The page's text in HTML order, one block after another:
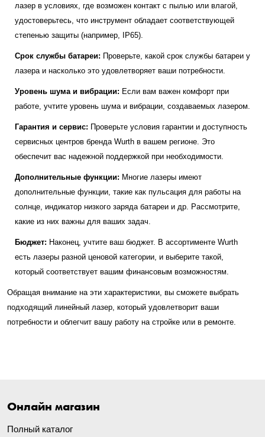
лазер в условиях, где возможен контакт с пылью или влагой,
удостоверьтесь, что инструмент обладает соответствующей
степенью защиты (например, IP65).
Срок службы батареи: Проверьте, какой срок службы батареи у
лазера и насколько это удовлетворяет ваши потребности.
Уровень шума и вибрации: Если вам важен комфорт при
работе, учтите уровень шума и вибрации, создаваемых лазером.
Гарантия и сервис: Проверьте условия гарантии и доступность
сервисных центров бренда Wurth в вашем регионе. Это
обеспечит вас надежной поддержкой при необходимости.
Дополнительные функции: Многие лазеры имеют
дополнительные функции, такие как пульсация для работы на
солнце, индикатор низкого заряда батареи и др. Рассмотрите,
какие из них важны для ваших задач.
Бюджет: Наконец, учтите ваш бюджет. В ассортименте Wurth
есть лазеры разной ценовой категории, и выберите такой,
который соответствует вашим финансовым возможностям.
Обращая внимание на эти характеристики, вы сможете выбрать
подходящий линейный лазер, который удовлетворит ваши
потребности и облегчит вашу работу на стройке или в ремонте.
Онлайн магазин
Полный каталог